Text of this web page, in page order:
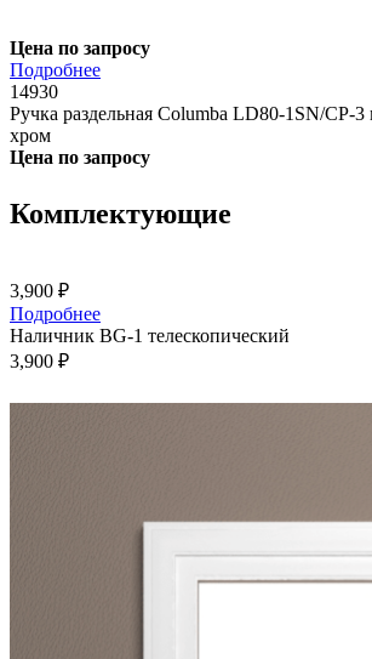
Цена по запросу
Подробнее
14930
Ручка раздельная Columba LD80-1SN/CP-
хром
Цена по запросу
Комплектующие
3,900 ₽
Подробнее
Наличник BG-1 телескопический
3,900 ₽